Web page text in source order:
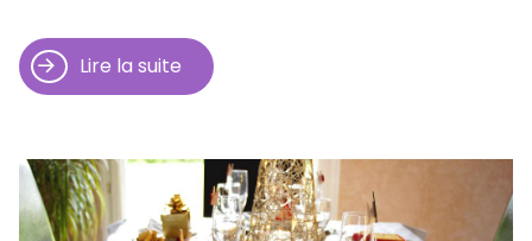
Lire la suite